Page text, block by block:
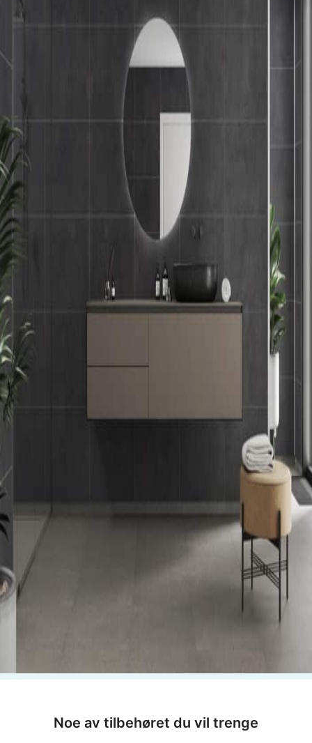
Noe av tilbehøret du vil trenge